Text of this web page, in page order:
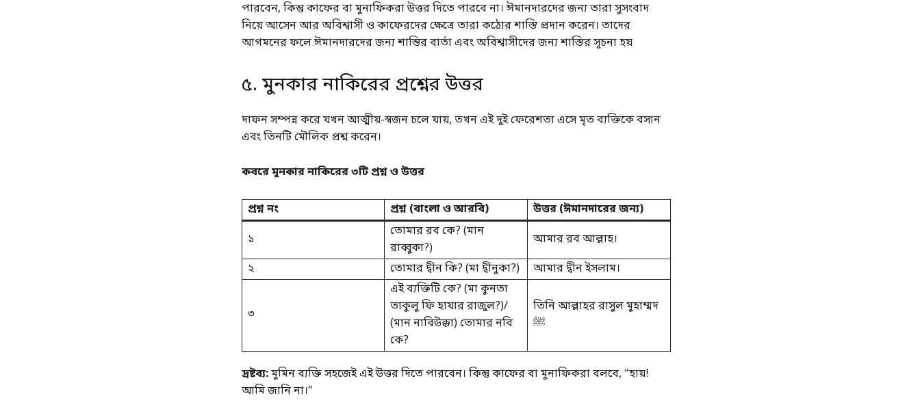
পারবেন, কিন্তু কাফের বা মুনাফিকরা উত্তর দিতে পারবে না। ঈমানদারদের জন্য তারা সুসংবাদ
নিয়ে আসেন আর অবিশ্বাসী ও কাফেরদের ক্ষেত্রে তারা কঠোর শাস্তি প্রদান করেন। তাদের
আগমনের ফলে ঈমানদারদের জন্য শান্তির বার্তা এবং অবিশ্বাসীদের জন্য শাস্তির সূচনা হয়
৫. মুনকার নাকিরের প্রশ্নের উত্তর
দাফন সম্পন্ন করে যখন আত্মীয়-স্বজন চলে যায়, তখন এই দুই ফেরেশতা এসে মৃত ব্যক্তিকে বসান
এবং তিনটি মৌলিক প্রশ্ন করেন।
কবরে মুনকার নাকিরের ৩টি প্রশ্ন ও উত্তর
প্রশ্ন নং প্রশ্ন (বাংলা ও আরবি)
উত্তর (ঈমানদারের জন্য)
১
তোমার রব কে? (মান
রাব্বুকা?)
আমার রব আল্লাহ।
২
তোমার দ্বীন কি? (মা দ্বীনুকা?) আমার দ্বীন ইসলাম।
৩
এই ব্যক্তিটি কে? (মা কুনতা
তাকুলু ফি হাযার রাজুল?)/
(মান নাবিউক্কা) তোমার নবি
কে?
তিনি আল্লাহর রাসুল মুহাম্মদ
ﷺ
দ্রষ্টব্য:মুমিন ব্যক্তি সহজেই এই উত্তর দিতে পারবেন। কিন্তু কাফের বা মুনাফিকরা বলবে, “হায়!
আমি জানি না।”